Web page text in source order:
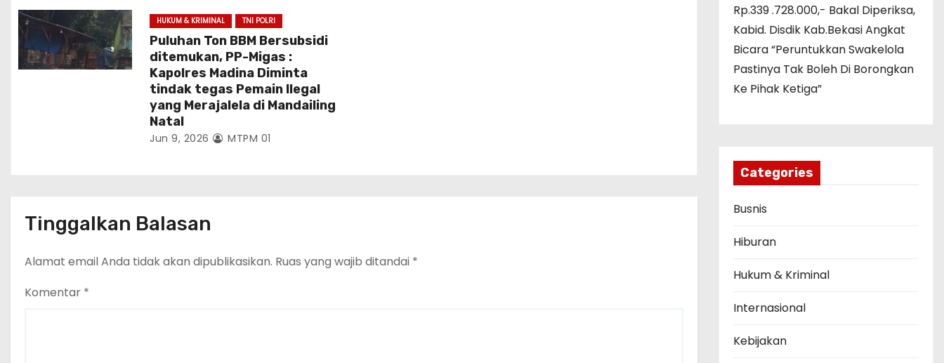
HUKUM & KRIMINAL TNI POLRI
Puluhan Ton BBM Bersubsidi
ditemukan, PP-Migas :
Kapolres Madina Diminta
tindak tegas Pemain Ilegal
yang Merajalela di Mandailing
Natal
Jun 9, 2026 MTPM 01
Tinggalkan Balasan
Alamat email Anda tidak akan dipublikasikan. Ruas yang wajib ditandai *
Komentar *
Rp.339 .728.000,- Bakal Diperiksa,
Kabid. Disdik Kab.Bekasi Angkat
Bicara “Peruntukkan Swakelola
Pastinya Tak Boleh Di Borongkan
Ke Pihak Ketiga”
Categories
Busnis
Hiburan
Hukum & Kriminal
Internasional
Kebijakan